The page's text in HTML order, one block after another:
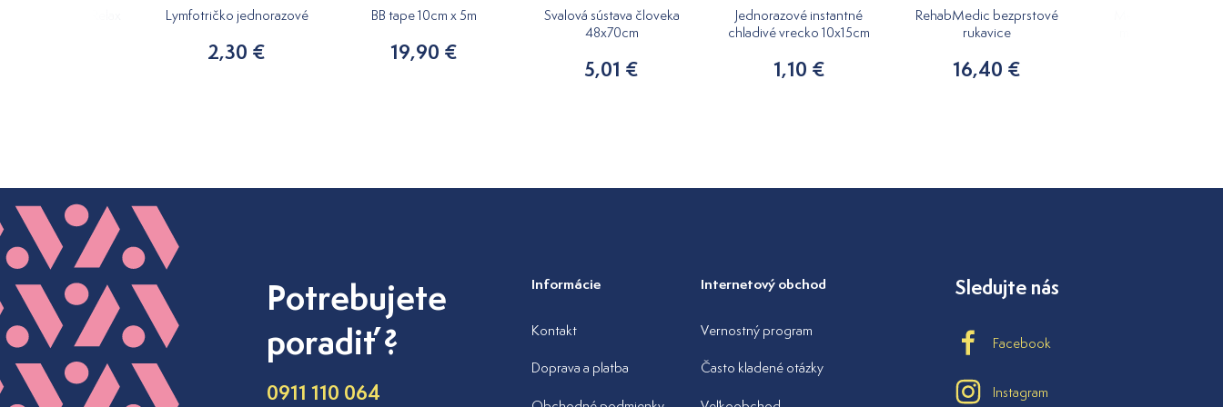
Lymfotričko jednorazové
2,30 €
BB tape 10cm x 5m
19,90 €
Svalová sústava človeka
48x70cm
5,01 €
Jednorazové instantné
chladivé vrecko 10x15cm
1,10 €
RehabMedic bezprstové
rukavice
16,40 €
Potrebujete
poradiť ?
0911 110 064
Informácie
Kontakt
Doprava a platba
Internetový obchod
Vernostný program
Často kladené otázky
Sledujte nás
Facebook
Instagram